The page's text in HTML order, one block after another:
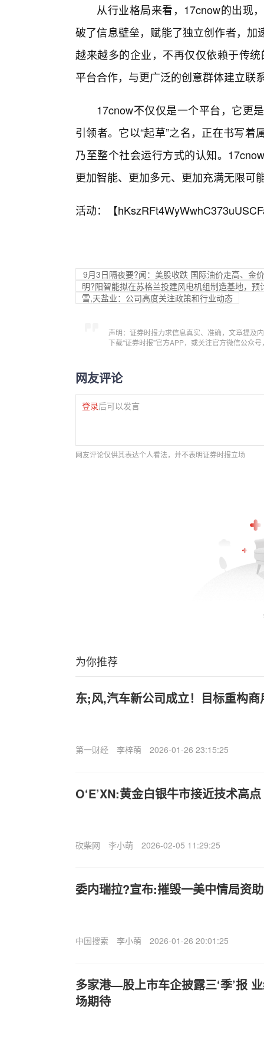
从行业格局来看，17cnow的出现
破了信息壁垒，赋能了独立创作者，
越来越多的企业，不再仅仅依赖于传
平台合作，与更广泛的创意群体建立联
17cnow不仅仅是一个平台，它更
引领者。它以“起草”之名，正在书写
乃至整个社会运行方式的认知。
更加智能、更加多元、更加充满无限可
活动：【
9月3日隔夜要?闻：美股收跌 国际油价走高、金
明?阳智能拟在苏格兰投建风电机组制造基地，预
雪,天盐业：公司高度关注政策和行业动态
声明：证券时报力求信息真实、准确，文章提及
下载“证券时报”官方APP，或关注官方微信公众
网友评论
登录后可以发言
网友评论仅供其表达个人看法，并不表明证券时报立场
为你推荐
东;风,汽车新公司成立！目标重构
第一财经 李梓萌 2026-01-26 23:15:25
O‘E’XN:黄金白银牛市接近技术高点
砍柴网 李小萌 2026-02-05 11:29:25
委内瑞拉?宣布:摧毁一美中情局资
中国搜索 李小萌 2026-01-26 20:01:25
多家港—股上市车企披露三‘季’报
场期待